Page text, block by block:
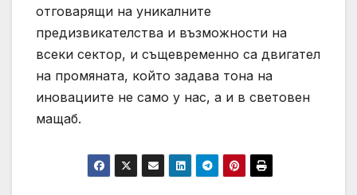
отговарящи на уникалните
предизвикателства и възможности на
всеки сектор, и същевременно са двигател
на промяната, който задава тона на
иновациите не само у нас, а и в световен
мащаб.